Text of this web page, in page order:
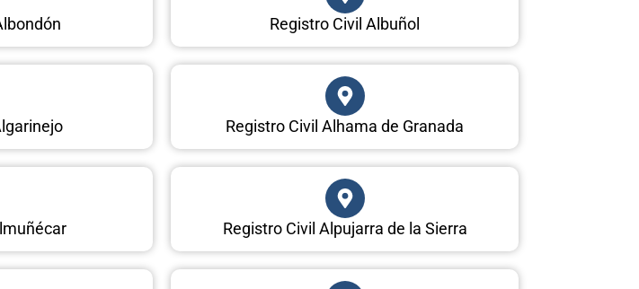
Registro Civil Albuñol
Registro Civil Alhama de Granada
Registro Civil Alpujarra de la Sierra